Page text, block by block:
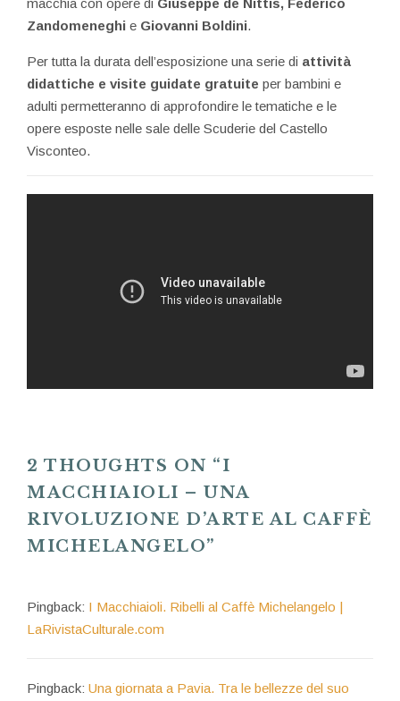
macchia con opere di Giuseppe de Nittis, Federico
Zandomeneghi e Giovanni Boldini.
Per tutta la durata dell’esposizione una serie di attività
didattiche e visite guidate gratuite per bambini e
adulti permetteranno di approfondire le tematiche e le
opere esposte nelle sale delle Scuderie del Castello
Visconteo.
2 THOUGHTS ON “I
MACCHIAIOLI – UNA
RIVOLUZIONE D’ARTE AL CAFFÈ
MICHELANGELO”
Pingback: I Macchiaioli. Ribelli al Caffè Michelangelo |
LaRivistaCulturale.com
Pingback: Una giornata a Pavia. Tra le bellezze del suo